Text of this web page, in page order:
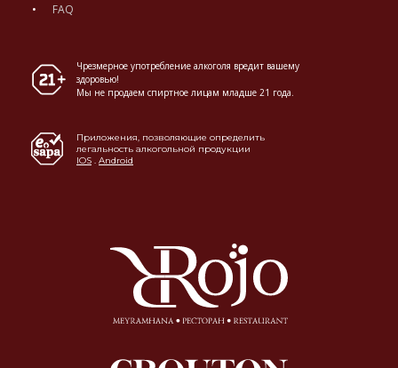
FAQ
Чрезмерное употребление алкоголя вредит вашему
здоровью!
Мы не продаем спиртное лицам младше 21 года.
Приложения, позволяющие определить
легальность алкогольной продукции
IOS . Android